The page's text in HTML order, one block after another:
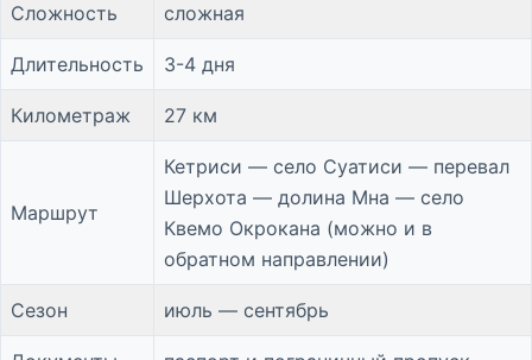
Сложность сложная
Длительность 3-4 дня
Километраж 27 км
Маршрут
Кетриси — село Суатиси — перевал
Шерхота — долина Мна — село
Квемо Окрокана (можно и в
обратном направлении)
Сезон июль — сентябрь